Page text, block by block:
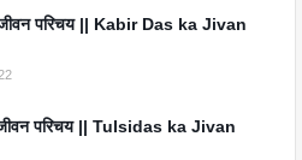
जीवन परिचय || Kabir Das ka Jivan
परिचय || Tulsidas ka Jivan